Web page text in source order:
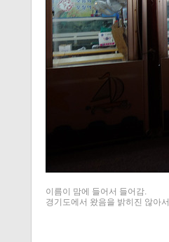
이름이 맘에 들어서 들어감.
경기도에서 왔음을 밝히진 않아